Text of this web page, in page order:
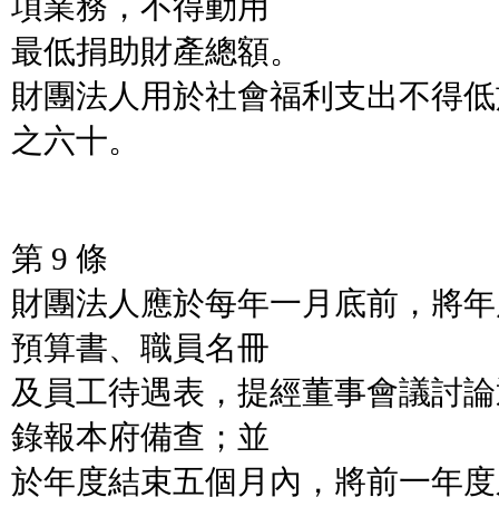
最低捐助財產總額。
財團法人用於社會福利支出不得
之六十。
第 9 條
財團法人應於每年一月底前，將
預算書、職員名冊
及員工待遇表，提經董事會議討
錄報本府備查；並
於年度結束五個月內，將前一年